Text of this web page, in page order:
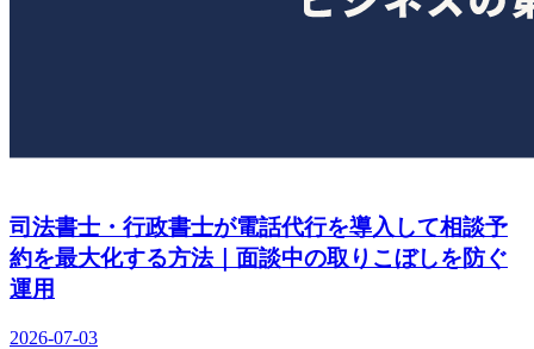
司法書士・行政書士が電話代行を導入して相談予
約を最大化する方法｜面談中の取りこぼしを防ぐ
運用
2026-07-03